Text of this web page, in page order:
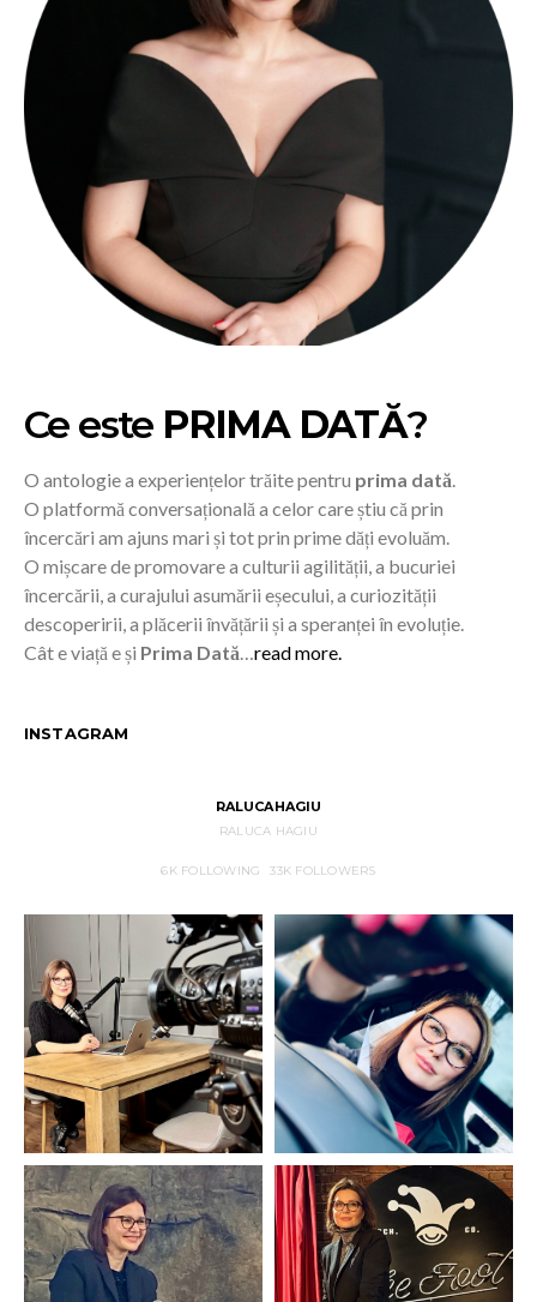
Ce este PRIMA DATĂ?
O antologie a experiențelor trăite pentru prima dată.
O platformă conversațională a celor care știu că prin
încercări am ajuns mari și tot prin prime dăți evoluăm.
O mișcare de promovare a culturii agilității, a bucuriei
încercării, a curajului asumării eșecului, a curiozității
descoperirii, a plăcerii învățării și a speranței în evoluție.
Cât e viață e și Prima Dată…read more.
INSTAGRAM
RALUCAHAGIU
RALUCA HAGIU
6KFOLLOWING 33K FOLLOWERS